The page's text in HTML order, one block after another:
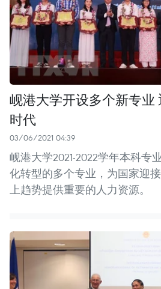
岘港大学开设多个新专业
时代
03/06/2021 04:39
岘港大学2021-2022学年本科专
化转型的多个专业，为国家迎
上趋势提供重要的人力资源。